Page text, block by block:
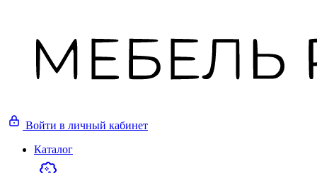
Войти в личный кабинет
Каталог